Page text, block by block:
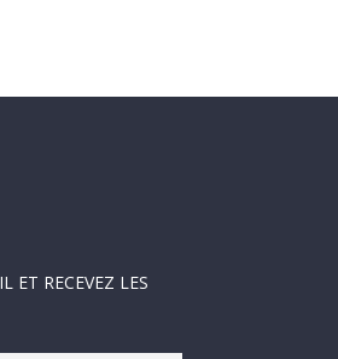
ET RECEVEZ LES